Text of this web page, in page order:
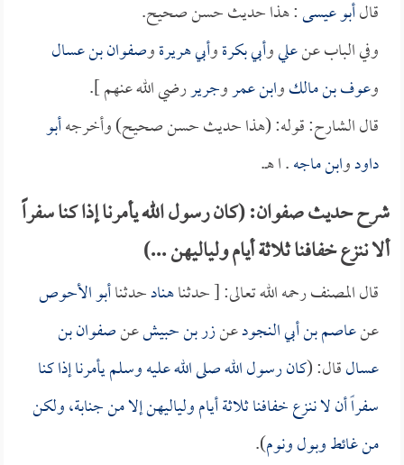
قالأبو عيسى: هذا حديث حسن صحيح.
وفي الباب عنعليوأبي بكرةوأبي هريرةوصفوان بن عسال
وعوف بن مالكوابن عمروجريررضي الله عنهم ].
قال الشارح: قوله: (هذا حديث حسن صحيح) وأخرجهأبو
داودوابن ماجه. ا هـ.
شرح حديث صفوان: (كان رسول الله يأمرنا إذا كنا سفراً
ألا ننزع خفافنا ثلاثة أيام ولياليهن ...)
قال المصنف رحمه الله تعالى: [ حدثناهنادحدثناأبو الأحوص
عنعاصم بن أبي النجودعنزر بن حبيشعنصفوان بن
عسالقال: (كان رسول الله صلى الله عليه وسلم يأمرنا إذا كنا
سفراً أن لا ننزع خفافنا ثلاثة أيام ولياليهن إلا من جنابة، ولكن
من غائط وبول ونوم).